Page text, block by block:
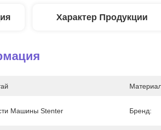
Характер Продукции
Машины Stenter Бренд: